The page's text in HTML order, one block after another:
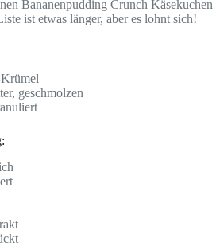
Bananenpudding Crunch Käsekuchen
ist etwas länger, aber es lohnt sich!
geschmolzen